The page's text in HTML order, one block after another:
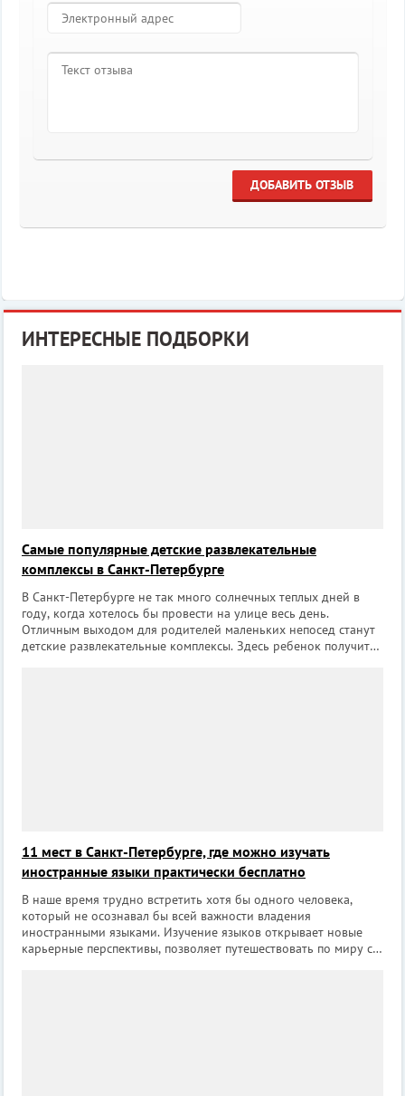
ДОБАВИТЬ ОТЗЫВ
ИНТЕРЕСНЫЕ ПОДБОРКИ
Самые популярные детские развлекательные
комплексы в Санкт-Петербурге
В Санкт-Петербурге не так много солнечных теплых дней в
году, когда хотелось бы провести на улице весь день.
Отличным выходом для родителей маленьких непосед станут
детские развлекательные комплексы. Здесь ребенок получит
11 мест в Санкт-Петербурге, где можно изучать
иностранные языки практически бесплатно
В наше время трудно встретить хотя бы одного человека,
который не осознавал бы всей важности владения
иностранными языками. Изучение языков открывает новые
карьерные перспективы, позволяет путешествовать по миру с